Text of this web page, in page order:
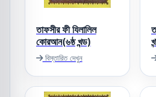
তাফসীর ফী যিলালিল
কোরআন(৬ষ্ঠ খন্ড)
বিস্তারিত দেখুন